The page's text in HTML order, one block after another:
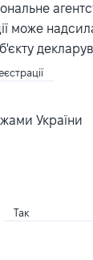
може
України
Так